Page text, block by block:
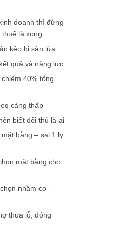
doanh thì đừng
là xong
kẻo bị sàn lừa
quả và năng lực
40% tổng
càng thấp
biết đối thủ là ai
bằng – sai 1 ly
mặt bằng cho
nhầm co-
thua lỗ, đóng